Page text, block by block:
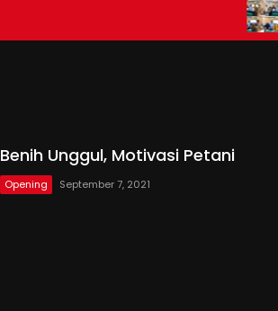
FISIP Unigo
Tingkatkan
Benih Unggul, Motivasi Petani
Opening September 7, 2021